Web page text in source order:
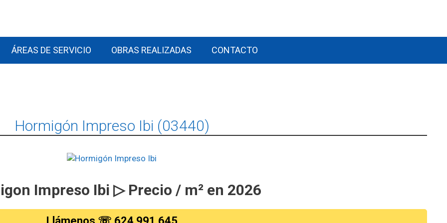
ÁREAS DE SERVICIO OBRAS REALIZADAS CONTACTO
Hormigón Impreso Ibi (03440)
Impreso Ibi ▷ Precio / m² en 2026